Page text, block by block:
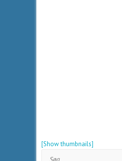
[Show thumbnails]